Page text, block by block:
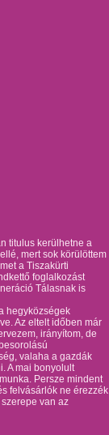
titulus kerülhetne a
mert sok körülöttem
a Tiszakürti
foglalkozást
Tálasnak is
hegyközségek
Az eltelt időben már
irányítom, de
valaha a gazdák
A mai bonyolult
Persze mindent
felvásárlók ne érezzék
van az